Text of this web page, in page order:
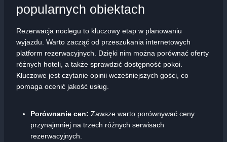
popularnych obiektach
Rezerwacja noclegu to kluczowy etap w planowaniu
wyjazdu. Warto zacząć od przeszukania internetowych
platform rezerwacyjnych. Dzięki nim można porównać oferty
różnych hoteli, a także sprawdzić dostępność pokoi.
Kluczowe jest czytanie opinii wcześniejszych gości, co
pomaga ocenić jakość usług.
Porównanie cen: Zawsze warto porównywać ceny
przynajmniej na trzech różnych serwisach
rezerwacyjnych.